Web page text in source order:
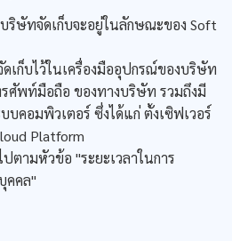
ริษัทจัดเก็บจะอยู่ในลักษณะของ Soft
เก็บไว้ในเครื่องมืออุปกรณ์ของบริษัท
ศัพท์มือถือ ของทางบริษัท รวมถึงมี
บคอมพิวเตอร์ ซึ่งได้แก่ ตั้งเซิฟเวอร์
Platform
ปตามหัวข้อ "ระยะเวลาในการ
คคล"